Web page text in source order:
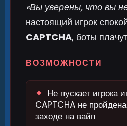
«Вы уверены, что вы
настоящий игрок
CAPTCHA, боты
ВОЗМОЖНОСТИ
✦ Не пускает игрока
CAPTCHA не
заходе на вайп